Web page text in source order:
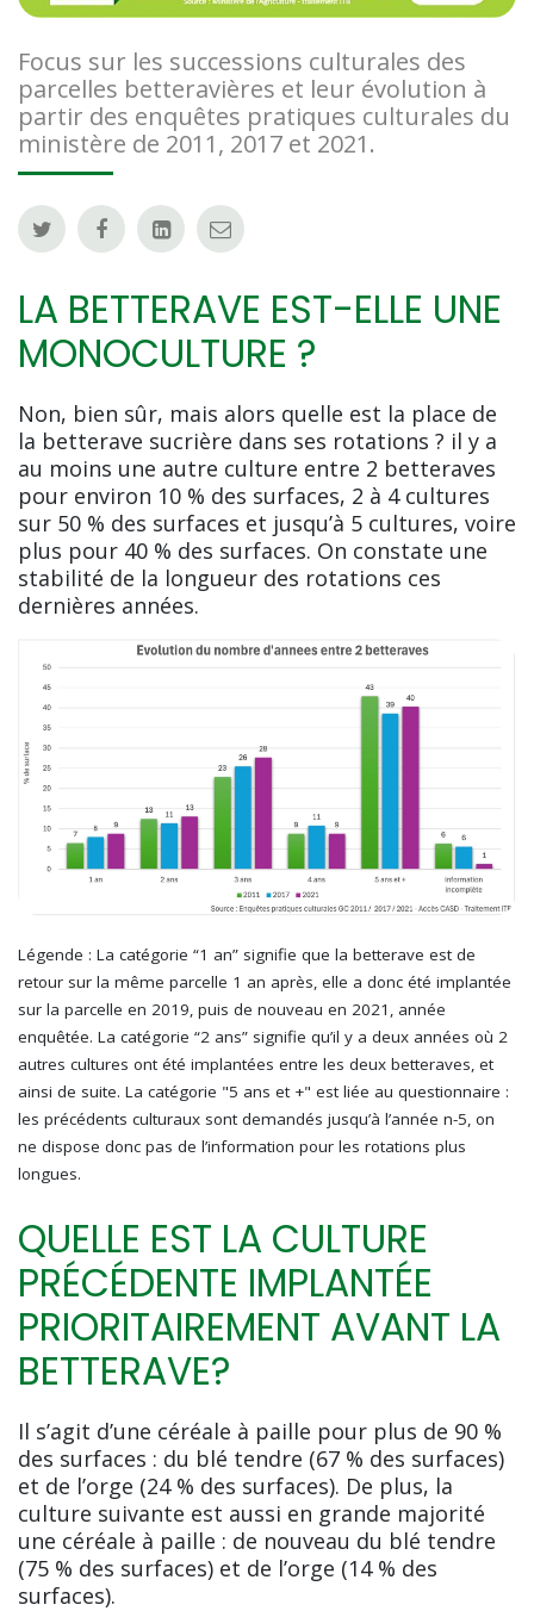
Focus sur les successions culturales des
parcelles betteravières et leur évolution à
partir des enquêtes pratiques culturales du
ministère de 2011, 2017 et 2021.
LA BETTERAVE EST-ELLE UNE
MONOCULTURE ?
Non, bien sûr, mais alors quelle est la place de
la betterave sucrière dans ses rotations ? il y a
au moins une autre culture entre 2 betteraves
pour environ 10 % des surfaces, 2 à 4 cultures
sur 50 % des surfaces et jusqu’à 5 cultures, voire
plus pour 40 % des surfaces. On constate une
stabilité de la longueur des rotations ces
dernières années.
Légende : La catégorie “1 an” signifie que la betterave est de
retour sur la même parcelle 1 an après, elle a donc été implantée
sur la parcelle en 2019, puis de nouveau en 2021, année
enquêtée. La catégorie “2 ans” signifie qu’il y a deux années où 2
autres cultures ont été implantées entre les deux betteraves, et
ainsi de suite. La catégorie "5 ans et +" est liée au questionnaire :
les précédents culturaux sont demandés jusqu’à l’année n-5, on
ne dispose donc pas de l’information pour les rotations plus
longues.
QUELLE EST LA CULTURE
PRÉCÉDENTE IMPLANTÉE
PRIORITAIREMENT AVANT LA
BETTERAVE?
Il s’agit d’une céréale à paille pour plus de 90 %
des surfaces : du blé tendre (67 % des surfaces)
et de l’orge (24 % des surfaces). De plus, la
culture suivante est aussi en grande majorité
une céréale à paille : de nouveau du blé tendre
(75 % des surfaces) et de l’orge (14 % des
surfaces).